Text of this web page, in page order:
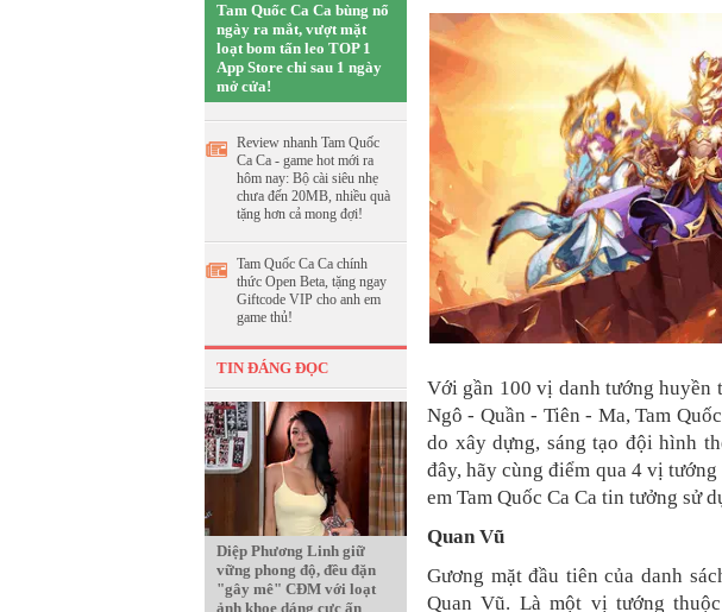
Tam Quốc Ca Ca bùng nổ
ngày ra mắt, vượt mặt
loạt bom tấn leo TOP 1
App Store chỉ sau 1 ngày
mở cửa!
Review nhanh Tam Quốc
Ca Ca - game hot mới ra
hôm nay: Bộ cài siêu nhẹ
chưa đến 20MB, nhiều quà
tặng hơn cả mong đợi!
Tam Quốc Ca Ca chính
thức Open Beta, tặng ngay
Giftcode VIP cho anh em
game thủ!
TIN ĐÁNG ĐỌC
Diệp Phương Linh giữ
vững phong độ, đều đặn
"gây mê" CĐM với loạt
ảnh khoe dáng cực ấn
Với gần 100 vị danh tướng huyền
Ngô - Quần - Tiên - Ma, Tam
do xây dựng, sáng tạo đội hình
đây, hãy cùng điểm qua 4 vị
em Tam Quốc Ca Ca tin tưởng sử
Quan Vũ
Gương mặt đầu tiên của danh
Quan Vũ. Là một vị tướng